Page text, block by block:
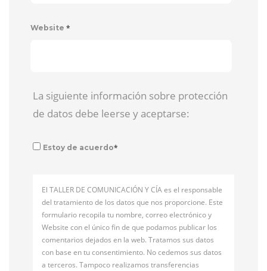
Website *
La siguiente información sobre protección
de datos debe leerse y aceptarse:
Estoy de acuerdo*
El TALLER DE COMUNICACIÓN Y CÍA es el responsable
del tratamiento de los datos que nos proporcione. Este
formulario recopila tu nombre, correo electrónico y
Website con el único fin de que podamos publicar los
comentarios dejados en la web. Tratamos sus datos
con base en tu consentimiento. No cedemos sus datos
a terceros. Tampoco realizamos transferencias